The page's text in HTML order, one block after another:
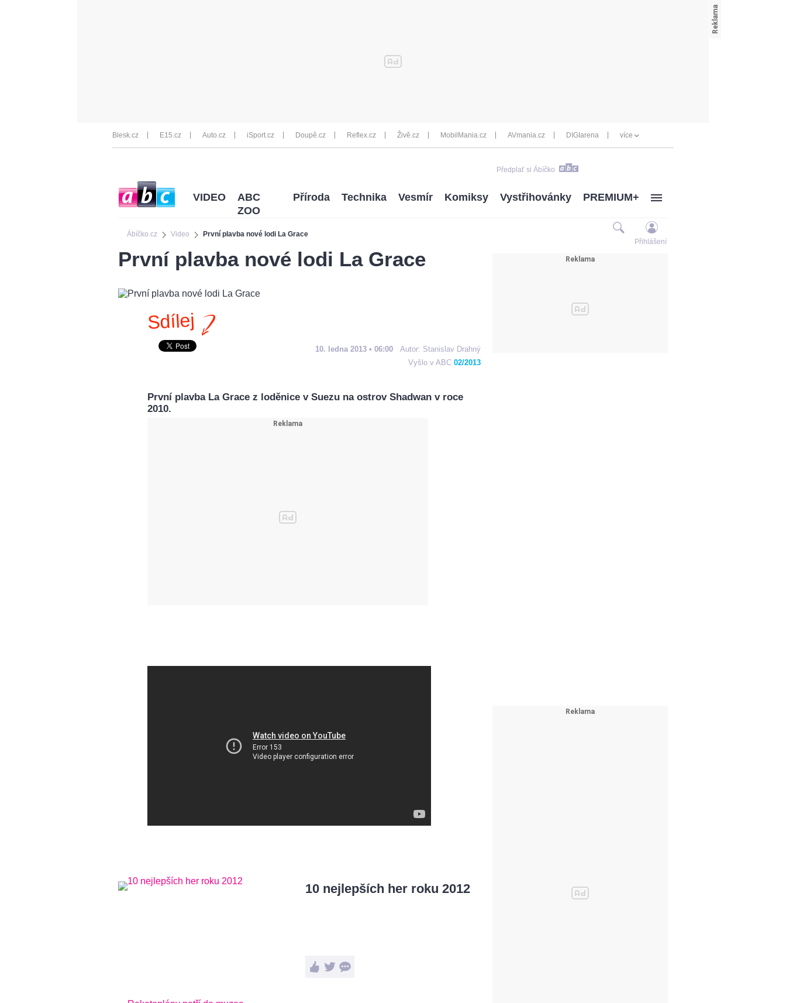
Blesk.cz E15.cz Auto.cz iSport.cz Doupě.cz Reflex.cz Živě.cz MobilMania.cz AVmania.cz DIGIarena více
Předplať si Ábíčko
Ábíčko.cz Video První plavba nové lodi La Grace
VIDEO
ABC
ZOO
Příroda Technika Vesmír Komiksy Vystřihovánky PREMIUM+
Přihlášení
První plavba nové lodi La Grace
Sdílej
10. ledna 2013 • 06:00 Autor: Stanislav Drahný
Vyšlo v ABC 02/2013
První plavba La Grace z loděnice v Suezu na ostrov Shadwan v roce
2010.
10 nejlepších her roku 2012